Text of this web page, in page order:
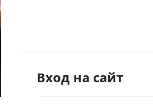
Вход на сайт